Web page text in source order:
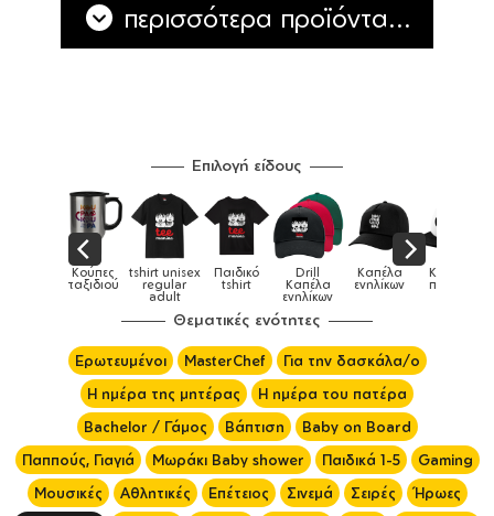
περισσότερα προϊόντα...
Επιλογή είδους
Παιδικό
tshirt
Drill
Καπέλα
ενηλίκων
Καπέλα
ενηλίκων
Καπέλα
παιδικά Κούπες Κούπες
Θεματικές ενότητες
Ερωτευμένοι MasterChef
Για την δασκάλα/ο
Η ημέρα της μητέρας
Η ημέρα του πατέρα
Bachelor / Γάμος
Βάπτιση
Baby on Board
Παππούς, Γιαγιά
Μωράκι Baby shower Παιδικά 1-5
Gaming
Μουσικές
Αθλητικές Επέτειος Σινεμά Σειρές
Ήρωες